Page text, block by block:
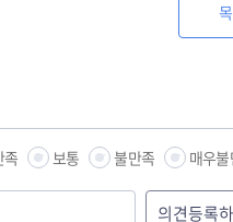
족 보통 불만족 매우